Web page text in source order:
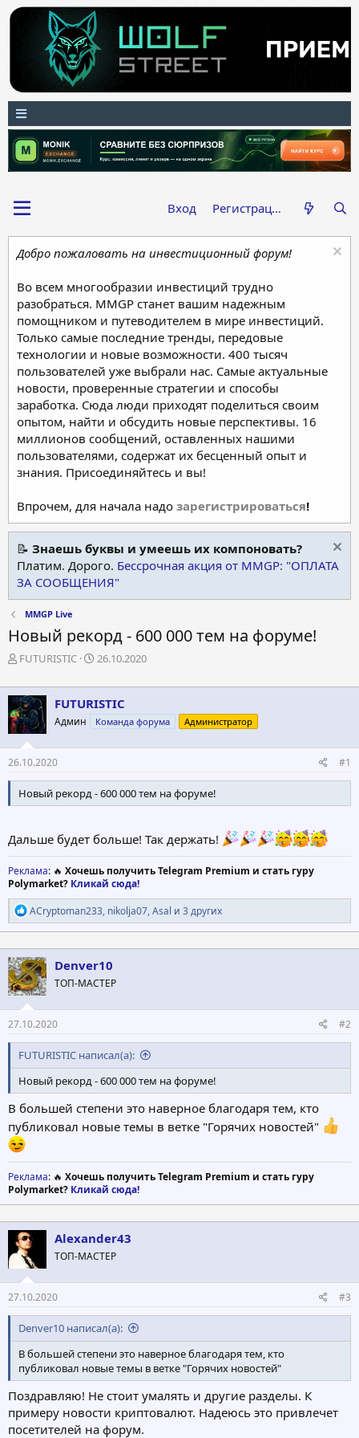
Вход Регистрация
Добро пожаловать на инвестиционный форум!
Во всем многообразии инвестиций трудно
разобраться. MMGP станет вашим надежным
помощником и путеводителем в мире инвестиций.
Только самые последние тренды, передовые
технологии и новые возможности. 400 тысяч
пользователей уже выбрали нас. Самые актуальные
новости, проверенные стратегии и способы
заработка. Сюда люди приходят поделиться своим
опытом, найти и обсудить новые перспективы. 16
миллионов сообщений, оставленных нашими
пользователями, содержат их бесценный опыт и
знания. Присоединяйтесь и вы!
Впрочем, для начала надо зарегистрироваться!
📝 Знаешь буквы и умеешь их компоновать?
Платим. Дорого. Бессрочная акция от MMGP: "ОПЛАТА
ЗА СООБЩЕНИЯ"
MMGP Live
Новый рекорд - 600 000 тем на форуме!
А
т
о
р
т
е
м
ы
FUTURISTIC
Д
т
а
н
а
ч
л
а
26.10.2020
FUTURISTIC
Админ Команда форума Администратор
26.10.2020 #1
Новый рекорд - 600 000 тем на форуме!
Дальше будет больше! Так держать!
Реклама: 🔥 Хочешь получить Telegram Premium и стать гуру
Polymarket? Кликай сюда!
Р
е
а
к
ц
и
и
:
ACryptoman233, nikolja07,Asal и 3 других
Denver10
ТОП-МАСТЕР
27.10.2020 #2
FUTURISTIC написал(а):
Новый рекорд - 600 000 тем на форуме!
В большей степени это наверное благодаря тем, кто
публиковал новые темы в ветке "Горячих новостей"
Реклама: 🔥 Хочешь получить Telegram Premium и стать гуру
Polymarket? Кликай сюда!
Alexander43
ТОП-МАСТЕР
27.10.2020 #3
Denver10 написал(а):
В большей степени это наверное благодаря тем, кто
публиковал новые темы в ветке "Горячих новостей"
Поздравляю! Не стоит умалять и другие разделы. К
примеру новости криптовалют. Надеюсь это привлечет
посетителей на форум.